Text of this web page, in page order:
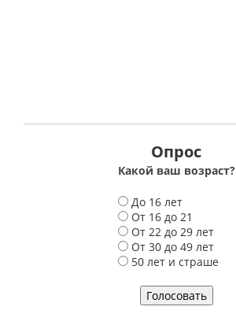
Опрос
Какой ваш возраст?
В
а
р
и
а
До 16 лет
От 16 до 21
От 22 до 29 лет
От 30 до 49 лет
50 лет и страше